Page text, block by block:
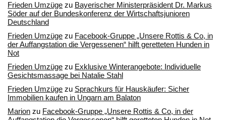
Frieden Umzüge zu Bayerischer Ministerpräsident Dr. Markus
Söder auf der Bundeskonferenz der Wirtschaftsjunioren
Deutschland
Frieden Umzüge zu Facebook-Gruppe „Unsere Rottis & Co, in
der Auffangstation die Vergessenen“ hilft geretteten Hunden in
Not
Frieden Umzüge zu Exklusive Winterangebote: Individuelle
Gesichtsmassage bei Natalie Stahl
Frieden Umzüge zu Sprachkurs für Hauskäufer: Sicher
Immobilien kaufen in Ungarn am Balaton
Marion zu Facebook-Gruppe „Unsere Rottis & Co, in der